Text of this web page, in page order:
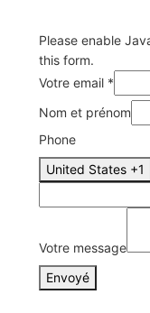
Please enable
this form.
Votre email *
email
message
Nom et prénom
Votre
Phone
message
Phone
United States +1
Votre message
Envoyé